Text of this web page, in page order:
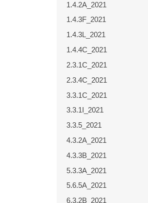
1.4.2A_2021
1.4.3F_2021
1.4.3L_2021
1.4.4C_2021
2.3.1C_2021
2.3.4C_2021
3.3.1C_2021
3.3.1I_2021
3.3.5_2021
4.3.2A_2021
4.3.3B_2021
5.3.3A_2021
5.6.5A_2021
6.3.2B_2021